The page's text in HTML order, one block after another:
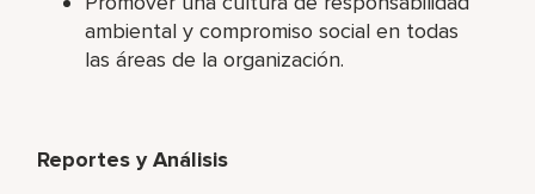
ambiental y compromiso social en todas
las áreas de la organización.
Reportes y Análisis